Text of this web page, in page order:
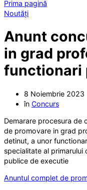
Prima pagină
Noutăți
Anunt
in grad
functionari
8 Noiembrie 2023
în Concurs
Demarare procesura de
de promovare in grad
detinut, a unor
specialitate al primarului
publice de executie
Anuntul complet de